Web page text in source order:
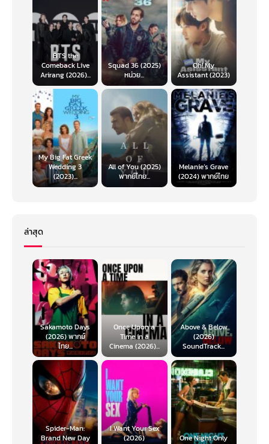
ปัญหาต่อมาคือความตลก ความตลกที่ใส่มาแล้วไม่ได้ตลกแต่มันกลับตลกในความ
ไม่ตลกของมันนั่นแหละ คือตลกที่มันใส่มาทำไมไม่รู้ มันคือตลกแบบหนังผีสมัย
ก่อน คือมีฉากแบบเจอผีแล้วตกใจแหกปากลั่นค้างหน้ากล้องทุกตัวละครแล้ววิ่ง
หนี ฉากเจอผีแล้วแบบกลัวไม่กล้าเลยยืนกอดกัน นายไปสิ นายทำสิ
ทางด้านนักแสดง เราไม่ชอบเลยที่ทุกครั้งที่พระเอกเจอกับนางเอก (เรียกว่า
นางเอกได้แหละ) แล้วต้องพยายามทำหน้าหล่อ ดึงหน้าหล่อ พร้อม ๆ กับช่วย
เหลือนางเอกบางอย่าง แล้วก็ยิ้มแบบอรุ่มเจ๊าะให้กันและกัน นักแสดงอื่น ๆ ก็
แสดงกันแข็งโคตร โดยเฉพาะพระกลุ่มพระเอก (แต่ฉากพระเล่นสเก็ตก็สมจริง
ดี) มีเพียงคนเดียวเท่านั้นที่น่าชื่นชม คือการแสดงของ อัพ-ภูมิพัฒน์ ในบท เต๊ะ
คือจริง ๆ มันก็ไม่ได้ว้าวขนาดนั้น แต่เจ้าตัวก็รับผิดชอบบทของตัวเองได้ดี ยิ่ง
อยู่ท่ามกลางนักแสดงคนอื่น ๆ ยิ่งโดดเด่นเลย
สรุปแล้ว หุ่นพยนต์ เป็นหนังกระแสจากกรณีโดนเลื่อนฉาย ที่เต็มไปด้วยแผล ซึ่ง
จริง ๆ โครงดี ไอเดียดี แต่นำเสนอ บอกเล่าได้ไม่ดีเอาซะเลย หนังมันมีคำถาม
ตามมาเต็มไปหมดถึงหลาย ๆ สิ่ง ว่าทำไม ๆๆๆๆๆๆๆๆๆๆๆๆ สิ่งที่น่าตื่นเต้นที่สุด
ในการดูเรื่องนี้คือกลัวเดินเหยียบเท้าคนที่นั่งอยู่ก่อนตอนเข้าโรงมาก ๆ เท่านั้น
แหละครับ
BTS the
Comeback Live
Arirang (2026)...
Squad 36 (2025)
หน่วย...
Oh! My
Assistant (2023)
My Big Fat Greek
Wedding 3
(2023)...
All of You (2025)
พากย์ไทย...
Melanie’s Grave
(2024) พากย์ไทย
ล่าสุด
Sakamoto Days
(2026) พากย์
ไทย...
Once Upon a
Time in a
Cinema (2026)...
Above & Below
(2026)
SoundTrack...
Spider-Man:
Brand New Day
I Want Your Sex
(2026)
One Night Only